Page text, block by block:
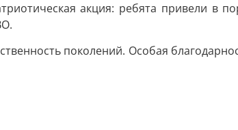
акция: ребята привели в
поколений. Особая